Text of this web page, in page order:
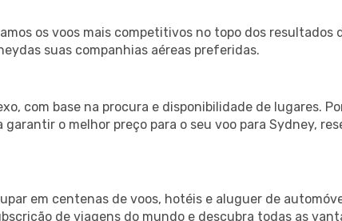
os voos mais competitivos no topo dos resultados
suas companhias aéreas preferidas.
com base na procura e disponibilidade de lugares.
o melhor preço para o seu voo para Sydney,
em centenas de voos, hotéis e aluguer de
de viagens do mundo e descubra todas as